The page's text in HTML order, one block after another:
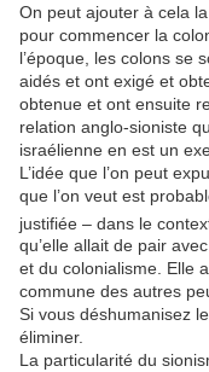
On peut ajouter à cela
pour commencer la
l’époque, les colons se
aidés et ont exigé et
obtenue et ont ensuite
relation anglo-sioniste
israélienne en est un
L’idée que l’on peut
que l’on veut est
justifiée – dans le
qu’elle allait de pair
et du colonialisme. Elle
commune des autres
Si vous déshumanisez
éliminer.
La particularité du